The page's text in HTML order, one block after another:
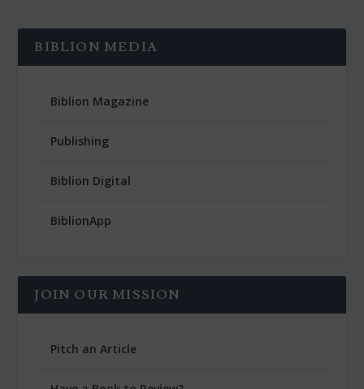
BIBLION MEDIA
Biblion Magazine
Publishing
Biblion Digital
BiblionApp
JOIN OUR MISSION
Pitch an Article